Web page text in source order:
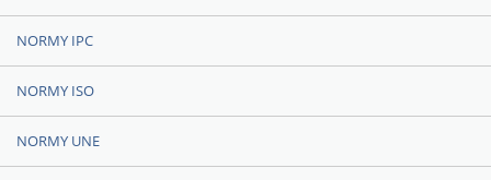
NORMY IPC
NORMY ISO
NORMY UNE